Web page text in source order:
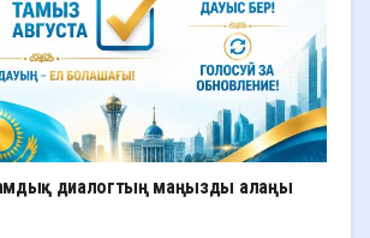
диалогтың маңызды алаңы